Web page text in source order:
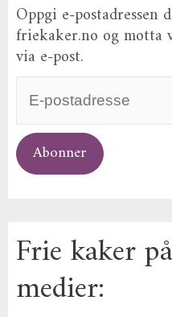
Oppgi e-postadressen
friekaker.no og motta
via e-post.
Abonner
Frie kaker
medier: